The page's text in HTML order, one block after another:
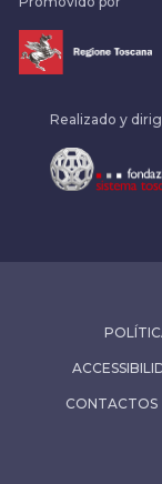
Realizado y
CONTACTOS